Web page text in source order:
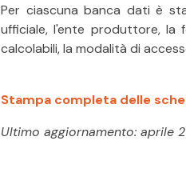
Per ciascuna banca dati è
ufficiale, l'ente produttore, la
calcolabili, la modalità di
Stampa completa delle
Ultimo aggiornamento: aprile